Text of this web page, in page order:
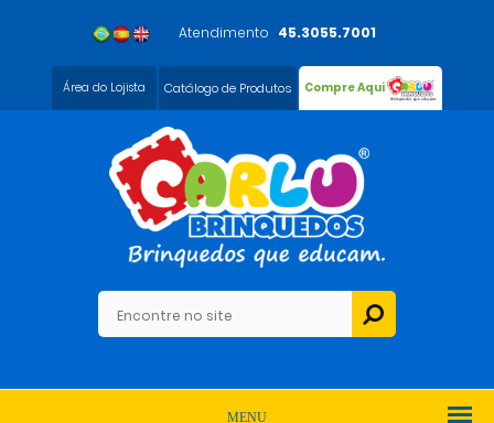
Atendimento 45.3055.7001
Área do Lojista Catálogo de Produtos Compre Aqui
MENU